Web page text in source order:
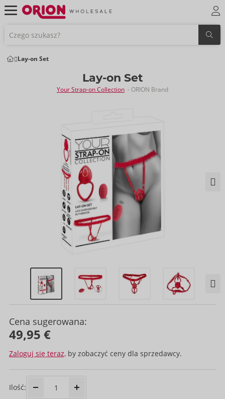
Lay-on Set
Lay-on Set
Your Strap-on Collection - ORION Brand
Cena sugerowana:
49,95 €
Zaloguj się teraz, by zobaczyć ceny dla sprzedawcy.
Ilość: